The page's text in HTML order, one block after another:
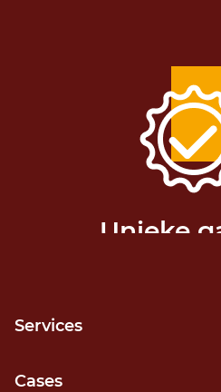
Services
Cases
Unieke